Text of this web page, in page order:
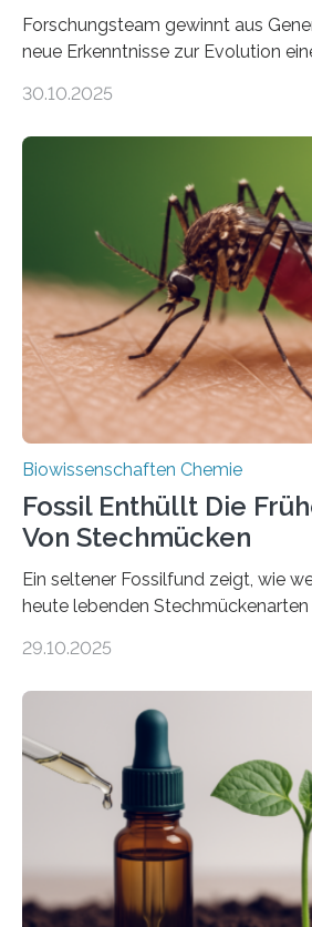
Forschungsteam gewinnt aus
neue Erkenntnisse zur Evolution
Landpflanzen zählen zu den
Grünalgen, die vor Hunderten von
lebten. Unter den Vorfahren sticht
die noch heute in der Natur
Süßwasseralge
dieser Gruppe bilden aus Zellfäden
mit scheibenförmiger Gestalt. Was
nächsten…
30.10.2025
Biowissenschaften Chemie
Fossil Enthüllt Die
Von Stechmücken
Ein seltener Fossilfund zeigt, wie
heute lebenden Stechmückenarten
Forschende die bisher älteste
Region Kachin in Myanmar und hat
ausgezeichnetem Zustand
Art einer neuen Gattung
nun den Namen Cretosabethes
fossile Nachweis einer
stellt gleichzeitig den ersten
Mückenlarve aus dem Mesozoikum
29.10.2025